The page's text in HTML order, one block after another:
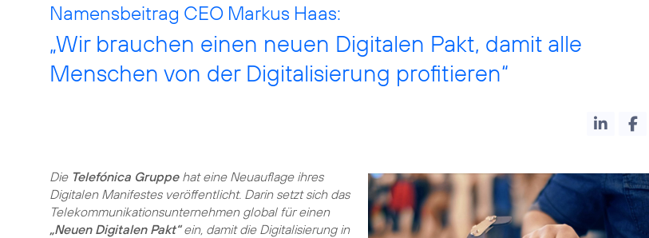
Namensbeitrag CEO Markus Haas:
„Wir brauchen einen neuen Digitalen Pakt, damit alle
Menschen von der Digitalisierung profitieren“
Die Telefónica Gruppehat eine Neuauflage ihres
Digitalen Manifestes veröffentlicht. Darin setzt sich das
Telekommunikationsunternehmen global für einen
„Neuen Digitalen Pakt“ein, damit die Digitalisierung in